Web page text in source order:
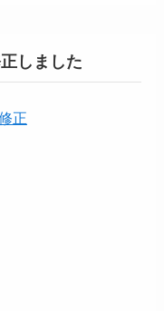
しました
正